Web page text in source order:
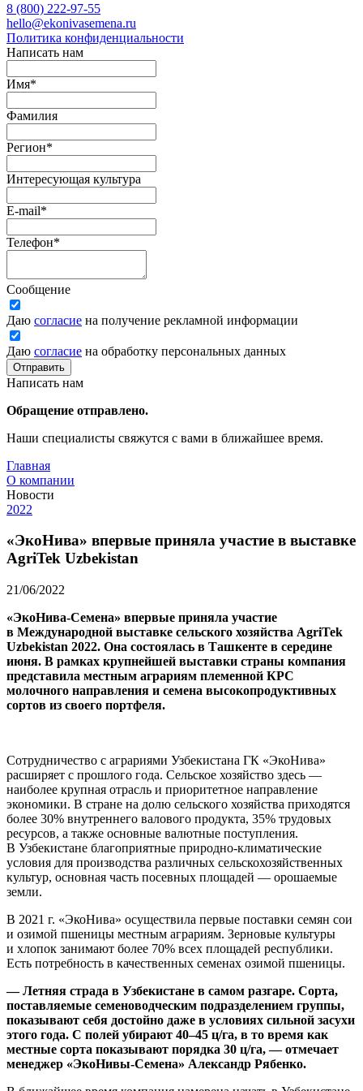
8 (800) 222-97-55
hello@ekonivasemena.ru
Политика конфиденциальности
Написать нам
Имя*
Фамилия
Регион*
Интересующая культура
E-mail*
Телефон*
Сообщение
Даю согласие на получение рекламной информации
Даю согласие на обработку персональных данных
Отправить
Написать нам
Обращение отправлено.
Наши специалисты свяжутся с вами в ближайшее время.
Главная
О компании
Новости
2022
«ЭкоНива» впервые приняла участие в выставке
AgriTek Uzbekistan
21/06/2022
«ЭкоНива-Семена» впервые приняла участие
в Международной выставке сельского хозяйства AgriTek
Uzbekistan 2022. Она состоялась в Ташкенте в середине
июня. В рамках крупнейшей выставки страны компания
представила местным аграриям племенной КРС
молочного направления и семена высокопродуктивных
сортов из своего портфеля.
Сотрудничество с аграриями Узбекистана ГК «ЭкоНива»
расширяет с прошлого года. Сельское хозяйство здесь —
наиболее крупная отрасль и приоритетное направление
экономики. В стране на долю сельского хозяйства приходятся
более 30% внутреннего валового продукта, 35% трудовых
ресурсов, а также основные валютные поступления.
В Узбекистане благоприятные природно-климатические
условия для производства различных сельскохозяйственных
культур, основная часть посевных площадей — орошаемые
земли.
В 2021 г. «ЭкоНива» осуществила первые поставки семян сои
и озимой пшеницы местным аграриям. Зерновые культуры
и хлопок занимают более 70% всех площадей республики.
Есть потребность в качественных семенах озимой пшеницы.
— Летняя страда в Узбекистане в самом разгаре. Сорта,
поставляемые семеноводческим подразделением группы,
показывают себя достойно даже в условиях сильной засухи
этого года. С полей убирают 40–45 ц/га, в то время как
местные сорта показывают порядка 30 ц/га, — отмечает
менеджер «ЭкоНивы-Семена» Александр Рябенко.